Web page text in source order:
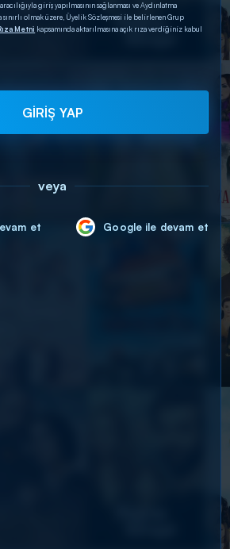
giriş yapılmasının sağlanması ve Aydınlatma
sınırlı olmak üzere, Üyelik Sözleşmesi ile belirlenen Grup
Metni kapsamında aktarılmasına açık rıza verdiğiniz kabul
GİRİŞ YAP
veya
et Google ile devam et